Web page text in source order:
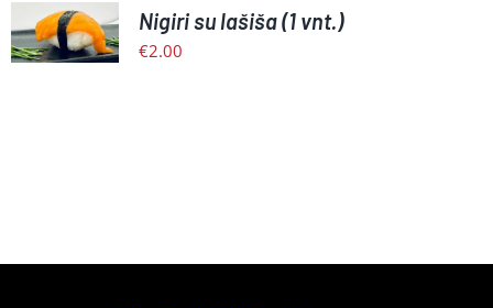
KREPŠELĮ
/
Nigiri su lašiša (1 vnt.)
€2.00